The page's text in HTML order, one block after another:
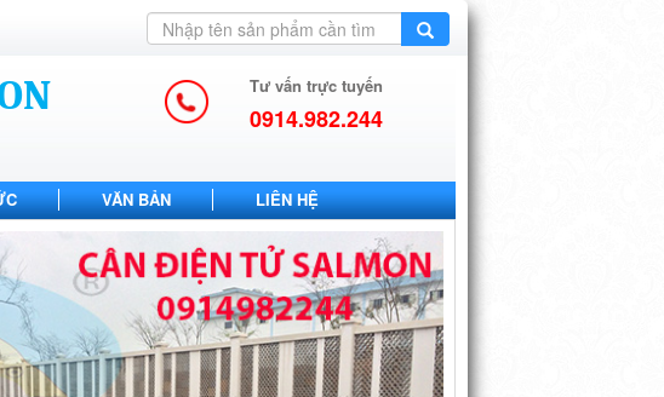
Tư vấn trực tuyến
0914.982.244
VĂN BẢN LIÊN HỆ